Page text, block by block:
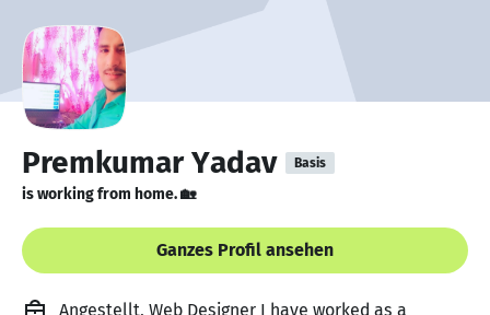
Premkumar Yadav Basis
is working from home. 🏡
Ganzes Profil ansehen
Angestellt, Web Designer I have worked as a